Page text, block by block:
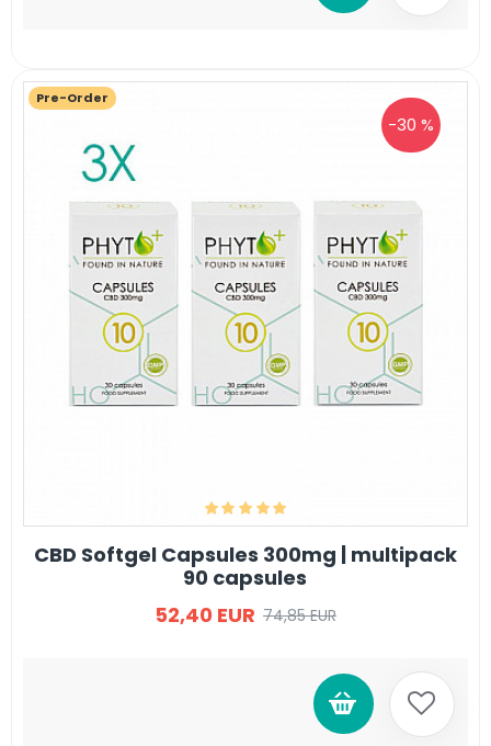
-30 %
Pre-Order
CBD Softgel Capsules 300mg | multipack
90 capsules
52,40 EUR 74,85 EUR